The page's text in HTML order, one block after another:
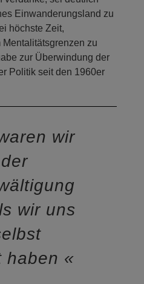
gekommen seien. Auch,
und Deutschland
verdanke, sei deutlich
Einwanderungsland zu
höchste Zeit,
zu
Politik seit den 1960er
wir
wir uns